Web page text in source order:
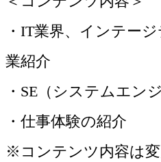
・IT業界、インテー
業紹介
・SE（システムエン
・仕事体験の紹介
※コンテンツ内容は